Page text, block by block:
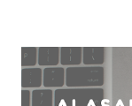
lakukan, dan bisa
Erase Sheet di